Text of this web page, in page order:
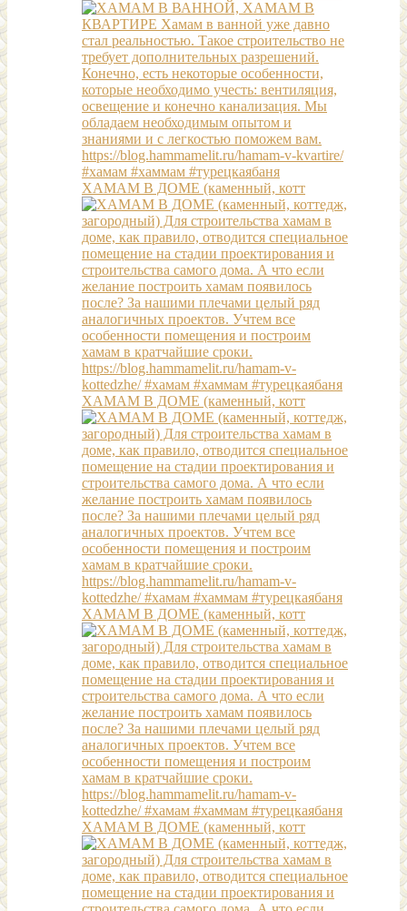
ХАМАМ В ДОМЕ (каменный, котт
ХАМАМ В ДОМЕ (каменный, котт
ХАМАМ В ДОМЕ (каменный, котт
ХАМАМ В ДОМЕ (каменный, котт